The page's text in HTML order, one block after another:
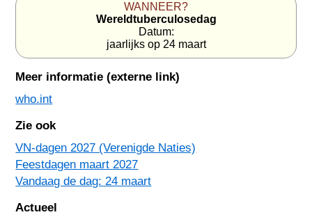
WANNEER?
Wereldtuberculosedag
Datum:
jaarlijks op 24 maart
Meer informatie (externe link)
who.int
Zie ook
VN-dagen 2027 (Verenigde Naties)
Feestdagen maart 2027
Vandaag de dag: 24 maart
Actueel